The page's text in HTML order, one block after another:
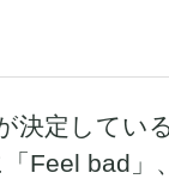
決定してい
Feel bad」